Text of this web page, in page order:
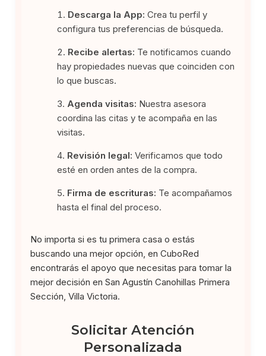
Descarga la App: Crea tu perfil y
configura tus preferencias de búsqueda.
Recibe alertas: Te notificamos cuando
hay propiedades nuevas que coinciden con
lo que buscas.
Agenda visitas: Nuestra asesora
coordina las citas y te acompaña en las
visitas.
Revisión legal: Verificamos que todo
esté en orden antes de la compra.
Firma de escrituras: Te acompañamos
hasta el final del proceso.
No importa si es tu primera casa o estás
buscando una mejor opción, en CuboRed
encontrarás el apoyo que necesitas para tomar la
mejor decisión en San Agustín Canohillas Primera
Sección, Villa Victoria.
Solicitar Atención
Personalizada